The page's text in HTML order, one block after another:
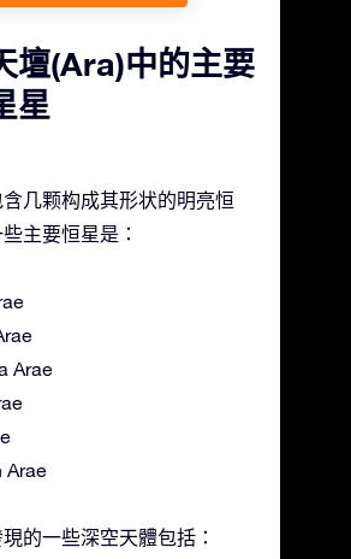
壇(Ara)中的主要
星
含几颗构成其形状的明亮恒
主要恒星是：
Arae
Arae
的一些深空天體包括：